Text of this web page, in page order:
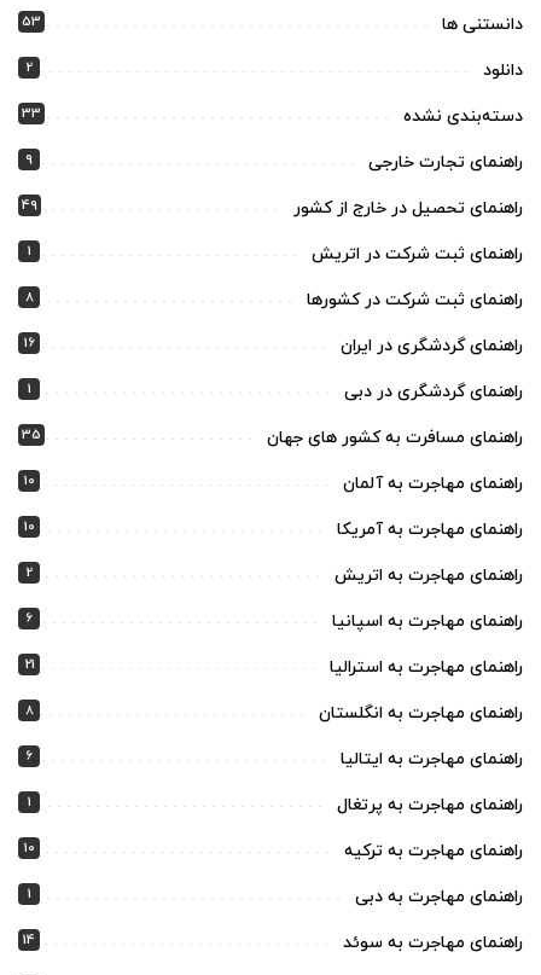
دانستنی ها 53
دانلود 2
دسته‌بندی نشده 33
راهنمای تجارت خارجی 9
راهنمای تحصیل در خارج از کشور 49
راهنمای ثبت شرکت در اتریش 1
راهنمای ثبت شرکت در کشورها 8
راهنمای گردشگری در ایران 16
راهنمای گردشگری در دبی 1
راهنمای مسافرت به کشور های جهان 35
راهنمای مهاجرت به آلمان 10
راهنمای مهاجرت به آمریکا 10
راهنمای مهاجرت به اتریش 2
راهنمای مهاجرت به اسپانیا 6
راهنمای مهاجرت به استرالیا 21
راهنمای مهاجرت به انگلستان 8
راهنمای مهاجرت به ایتالیا 6
راهنمای مهاجرت به پرتغال 1
راهنمای مهاجرت به ترکیه 10
راهنمای مهاجرت به دبی 1
راهنمای مهاجرت به سوئد 14